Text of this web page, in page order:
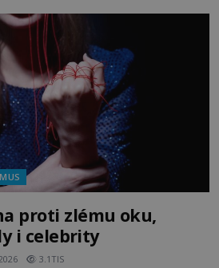
myslí, nebo jde o pouhou
pobývá
proti zlému oku,
i celebrity
3.1TIS